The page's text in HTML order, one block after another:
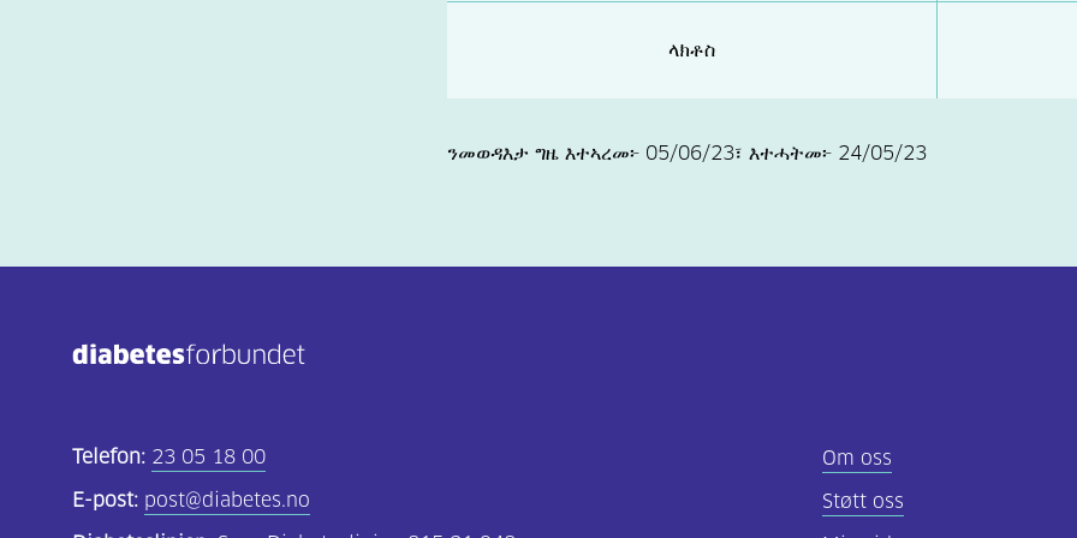
ላክቶስ
ንመወዳእታ ግዜ እተኣረመ፦ 05/06/23፣ እተሓትመ፦ 24/05/23
Telefon: 23 05 18 00
E-post: post@diabetes.no
Om oss
Støtt oss